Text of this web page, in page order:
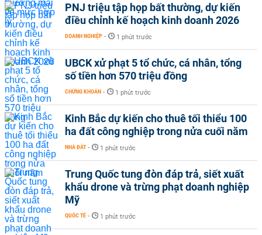
PNJ triệu tập họp bất thường, dự kiến
điều chỉnh kế hoạch kinh doanh 2026
DOANH NGHIỆP - 1 phút trước
UBCK xử phạt 5 tổ chức, cá nhân, tổng
số tiền hơn 570 triệu đồng
CHỨNG KHOÁN - 1 phút trước
Kinh Bắc dự kiến cho thuê tối thiểu 100
ha đất công nghiệp trong nửa cuối năm
NHÀ ĐẤT - 1 phút trước
Trung Quốc tung đòn đáp trả, siết xuất
khẩu drone và trừng phạt doanh nghiệp
Mỹ
QUỐC TẾ - 1 phút trước